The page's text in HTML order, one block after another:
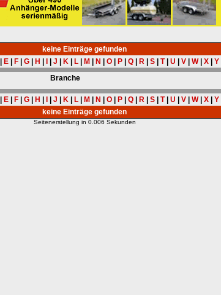
keine Einträge gefunden
E| F| G| H J K| L| M N O| P| Q| R| S| T| U V| W| X| Y|
Branche
E| F| G| H J K| L| M N O| P| Q| R| S| T| U V| W| X| Y|
keine Einträge gefunden
Seitenerstellung in 0.006 Sekunden